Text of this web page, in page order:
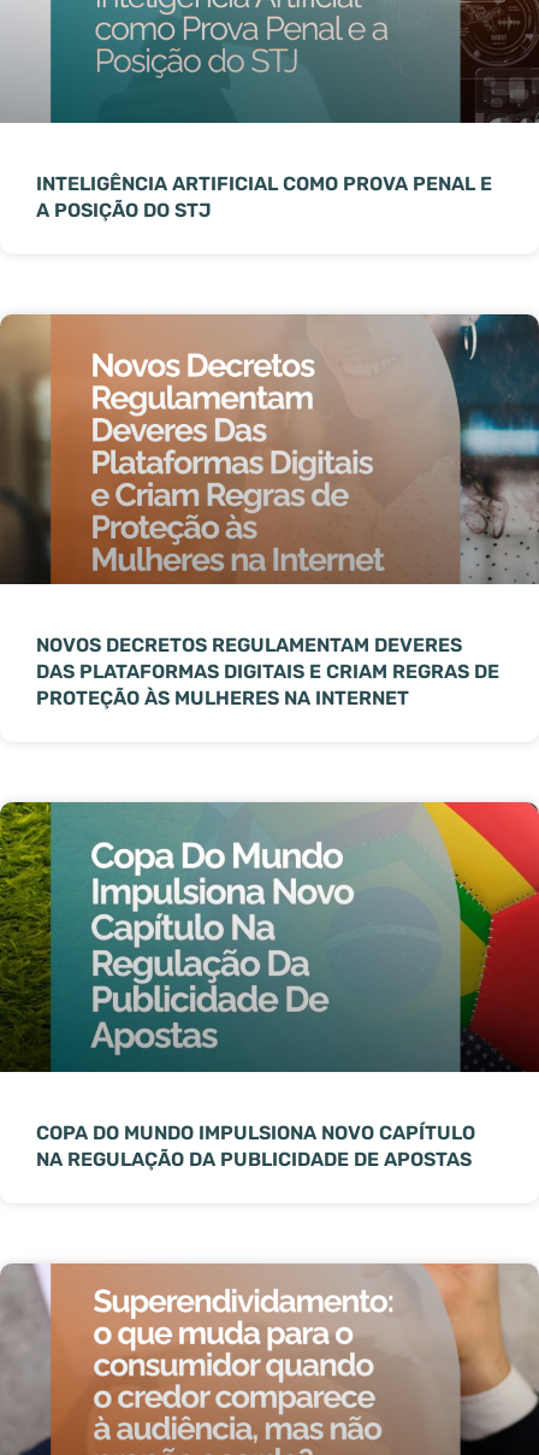
INTELIGÊNCIA ARTIFICIAL COMO PROVA PENAL E
A POSIÇÃO DO STJ
NOVOS DECRETOS REGULAMENTAM DEVERES
DAS PLATAFORMAS DIGITAIS E CRIAM REGRAS DE
PROTEÇÃO ÀS MULHERES NA INTERNET
COPA DO MUNDO IMPULSIONA NOVO CAPÍTULO
NA REGULAÇÃO DA PUBLICIDADE DE APOSTAS